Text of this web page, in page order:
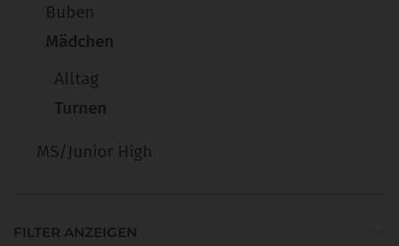
Buben
Mädchen
Alltag
Turnen
MS/Junior High
FILTER ANZEIGEN